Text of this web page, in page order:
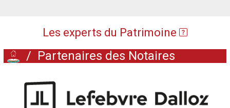
Les experts du Patrimoine
/ Partenaires des Notaires